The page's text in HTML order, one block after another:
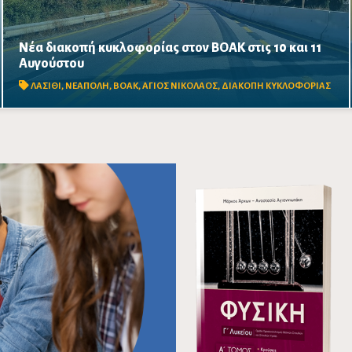
Νέα διακοπή κυκλοφορίας στον ΒΟΑΚ στις 10 και 11
Αυγούστου
ΛΑΣΙΘΙ, ΝΕΑΠΟΛΗ, ΒΟΑΚ,ΑΓΙΟΣ ΝΙΚΟΛΑΟΣ, ΔΙΑΚΟΠΗ ΚΥΚΛΟΦΟΡΙΑΣ
Κλειστό από τις 09:00 έως τις 17:00 το τμήμα Αγίου
Νικολάου–Νεάπολης, στο ύψος της γέφυρας Ξηροποτάμου,
λόγω απομάκρυνσης επισφαλών βραχωδών όγκων.